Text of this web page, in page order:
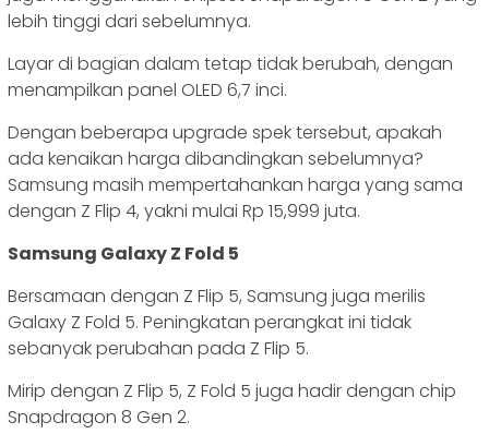
lebih tinggi dari sebelumnya.
Layar di bagian dalam tetap tidak berubah, dengan
menampilkan panel OLED 6,7 inci.
Dengan beberapa upgrade spek tersebut, apakah
ada kenaikan harga dibandingkan sebelumnya?
Samsung masih mempertahankan harga yang sama
dengan Z Flip 4, yakni mulai Rp 15,999 juta.
Samsung Galaxy Z Fold 5
Bersamaan dengan Z Flip 5, Samsung juga merilis
Galaxy Z Fold 5. Peningkatan perangkat ini tidak
sebanyak perubahan pada Z Flip 5.
Mirip dengan Z Flip 5, Z Fold 5 juga hadir dengan chip
Snapdragon 8 Gen 2.